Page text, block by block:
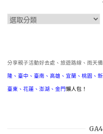
分
分享親子活動好去處、旅遊路線、雨天
隆 、 臺中 、 臺南 、 高雄 、 宜蘭 、 桃園 、
臺東 、 花蓮 、 澎湖 、 金門懶人包！